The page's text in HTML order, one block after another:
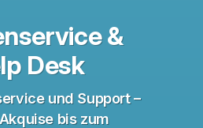
&
Desk
und Support –
bis zum